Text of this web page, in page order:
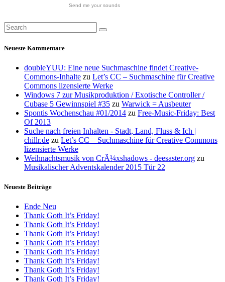
Send me your sounds
Neueste Kommentare
doubleYUU: Eine neue Suchmaschine findet Creative-
Commons-Inhalte zu Let’s CC – Suchmaschine für Creative
Commons lizensierte Werke
Windows 7 zur Musikproduktion / Exotische Controller /
Cubase 5 Gewinnspiel #35 zu Warwick = Ausbeuter
Spontis Wochenschau #01/2014 zu Free-Music-Friday: Best
Of 2013
Suche nach freien Inhalten - Stadt, Land, Fluss & Ich |
chillr.de zu Let’s CC – Suchmaschine für Creative Commons
lizensierte Werke
Weihnachtsmusik von CrÃ¼xshadows - deesaster.org zu
Musikalischer Adventskalender 2015 Tür 22
Neueste Beiträge
Ende Neu
Thank Goth It’s Friday!
Thank Goth It’s Friday!
Thank Goth It’s Friday!
Thank Goth It’s Friday!
Thank Goth It’s Friday!
Thank Goth It’s Friday!
Thank Goth It’s Friday!
Thank Goth It’s Friday!